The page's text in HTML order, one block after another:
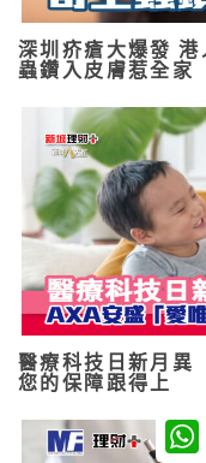
深圳疥瘡大爆發
蟲鑽入皮膚惹全家
醫療科技日新月異
您的保障跟得上